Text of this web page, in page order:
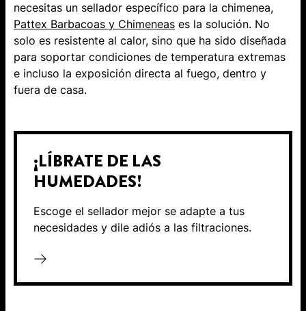
necesitas un sellador específico para la chimenea,
Pattex Barbacoas y Chimeneas es la solución. No
solo es resistente al calor, sino que ha sido diseñada
para soportar condiciones de temperatura extremas
e incluso la exposición directa al fuego, dentro y
fuera de casa.
¡LÍBRATE DE LAS
HUMEDADES!
Escoge el sellador mejor se adapte a tus
necesidades y dile adiós a las filtraciones.